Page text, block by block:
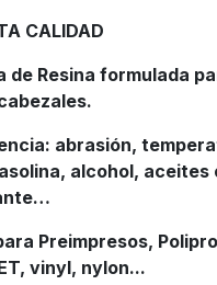
CALIDAD
de Resina formulada
abrasión,
alcohol, aceites
Preimpresos,
vinyl, nylon...